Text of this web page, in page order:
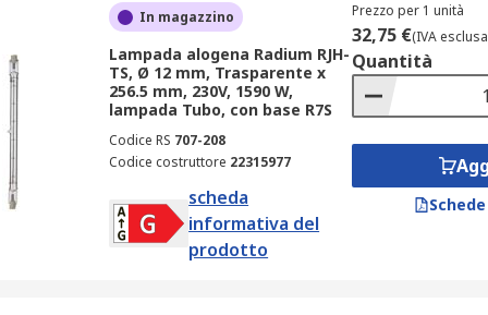
le alogene possono essere facilmente sostituite in
anche se non le più efficienti dal punto di vista
vengono accese
di resa cromatica) e sono ideali per le applicazioni con
In magazzino
Lampada alogena Radium RJH-
TS, Ø 12 mm, Trasparente x
256.5 mm, 230V, 1590 W,
lampada Tubo, con base R7S
Codice RS 707-208
Codice costruttore 22315977
scheda
informativa del
prodotto
Prezzo per 1 unità
32,75 €(IVA
Quantità